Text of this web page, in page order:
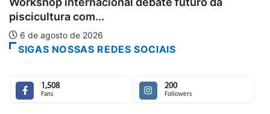
com...
de 2026
SIGAS NOSSAS REDES SOCIAIS
1,508
Fans
200
Followers